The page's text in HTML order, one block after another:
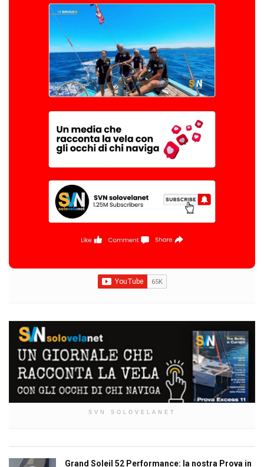
SVN SOLOVELANET
Grand Soleil 52 Performance: la nostra Prova in